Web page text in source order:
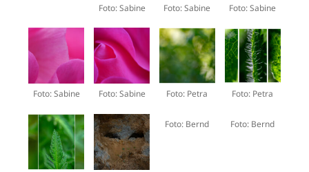
Foto: Sabine Foto: Sabine Foto: Sabine
Foto: Sabine Foto: Sabine Foto: Petra Foto: Petra
Foto: Bernd Foto: Bernd